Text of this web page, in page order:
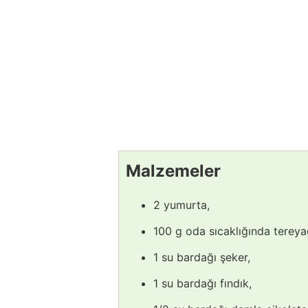
Malzemeler
2 yumurta,
100 g oda sıcaklığında
1 su bardağı şeker,
1 su bardağı fındık,